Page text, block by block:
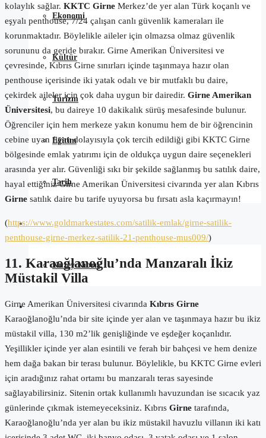
Ekonomi
Kültür
Turizm
Eğitim
Tarih
Blog
Kuzey Kıbrıs
İletişim
kolaylık sağlar. KKTC Girne Merkez’de yer alan Türk koçanlı ve
eşyalı penthouse, 7/24 çalışan canlı güvenlik kameraları ile
korunmaktadır. Böylelikle aileler için olmazsa olmaz güvenlik
sorununu da geride bırakır. Girne Amerikan Üniversitesi ve
çevresinde, Kıbrıs Girne sınırları içinde taşınmaya hazır olan
penthouse içerisinde iki yatak odalı ve bir mutfaklı bu daire,
çekirdek aileler için çok daha uygun bir dairedir. Girne Amerikan
Üniversitesi, bu daireye 10 dakikalık sürüş mesafesinde bulunur.
Öğrenciler için hem merkeze yakın konumu hem de bir öğrencinin
cebine uyan fiyatı dolayısıyla çok tercih edildiği gibi KKTC Girne
bölgesinde emlak yatırımı için de oldukça uygun daire seçenekleri
arasında yer alır. Güvenliği sıkı bir şekilde sağlanmış bu satılık daire,
hayal ettiğiniz Girne Amerikan Üniversitesi civarında yer alan Kıbrıs
Girne satılık daire bu tarife uyuyorsa bu fırsatı asla kaçırmayın!
(https://www.goldmarkestates.com/satilik-emlak/girne-satilik-
penthouse-girne-merkez-satilik-21-penthouse-mus009/)
11. Karaoğlanoğlu’nda Manzaralı İkiz
Müstakil Villa
Girne Amerikan Üniversitesi civarında Kıbrıs Girne
Karaoğlanoğlu’nda bir site içinde yer alan ve taşınmaya hazır bu ikiz
müstakil villa, 130 m2’lik genişliğinde ve eşdeğer koçanlıdır.
Yeşillikler içinde yer alan esintili ve ferah bir bahçesi ve hem denize
hem dağa bakan bir terası bulunur. Böylelikle, bu KKTC Girne evleri
için aradığınız rahat ortamı bu manzaralı teras sayesinde
sağlayabilirsiniz. Sitenin ortak kullanımlı havuzundan ise sıcacık yaz
günlerinde çıkmak istemeyeceksiniz. Kıbrıs Girne tarafında,
Karaoğlanoğlu’nda yer alan bu ikiz müstakil havuzlu villanın iki katı